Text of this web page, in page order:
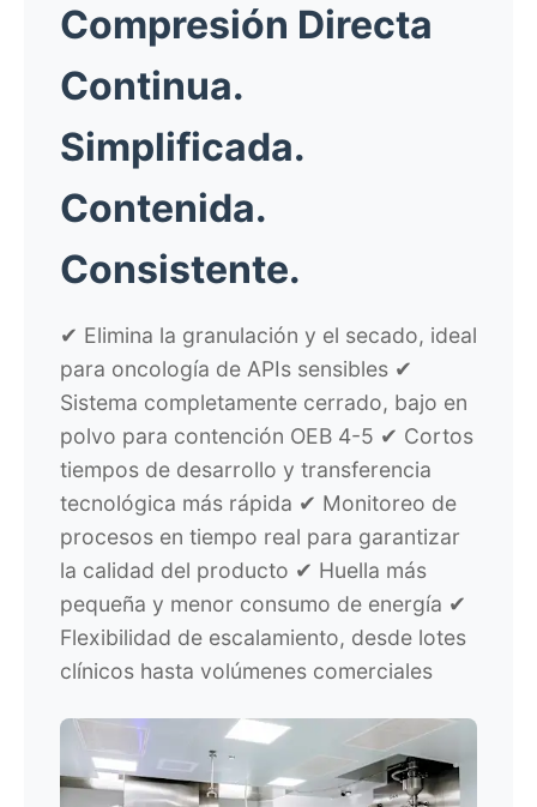
Compresión Directa
Continua.
Simplificada.
Contenida.
Consistente.
✔ Elimina la granulación y el secado, ideal
para oncología de APIs sensibles ✔
Sistema completamente cerrado, bajo en
polvo para contención OEB 4-5 ✔ Cortos
tiempos de desarrollo y transferencia
tecnológica más rápida ✔ Monitoreo de
procesos en tiempo real para garantizar
la calidad del producto ✔ Huella más
pequeña y menor consumo de energía ✔
Flexibilidad de escalamiento, desde lotes
clínicos hasta volúmenes comerciales